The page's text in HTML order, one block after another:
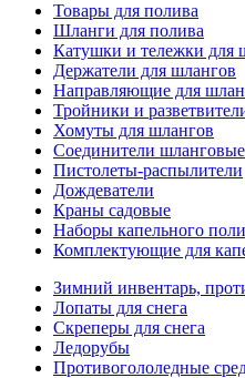
Товары для полива
Шланги для полива
Катушки и тележки для
Держатели для шлангов
Направляющие для
Тройники и
Хомуты для шлангов
Соединители шланговые
Пистолеты-распылители
Дождеватели
Краны садовые
Наборы капельного
Комплектующие для
Зимний инвентарь,
Лопаты для снега
Скреперы для снега
Ледорубы
Противогололедные